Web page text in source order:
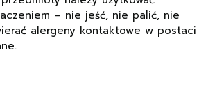
– nie jeść, nie palić, nie
alergeny kontaktowe w postaci